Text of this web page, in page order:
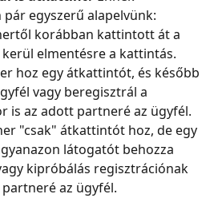
egyszerű alapelvünk:
korábban kattintott át a
elmentésre a kattintás.
hoz egy átkattintót, és később
vagy beregisztrál a
is az adott partneré az ügyfél.
"csak" átkattintót hoz, de egy
látogatót behozza
kipróbálás regisztrációnak
az ügyfél.